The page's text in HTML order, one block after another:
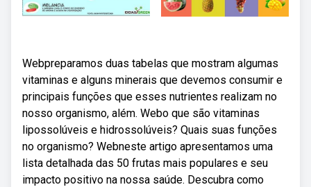
Webpreparamos duas tabelas que mostram algumas
vitaminas e alguns minerais que devemos consumir e
principais funções que esses nutrientes realizam no
nosso organismo, além. Webo que são vitaminas
lipossolúveis e hidrossolúveis? Quais suas funções
no organismo? Webneste artigo apresentamos uma
lista detalhada das 50 frutas mais populares e seu
impacto positivo na nossa saúde. Descubra como